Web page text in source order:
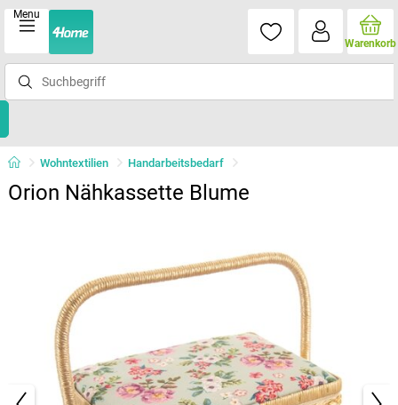
Menu
Warenkorb
Wohntextilien Handarbeitsbedarf
Orion Nähkassette Blume